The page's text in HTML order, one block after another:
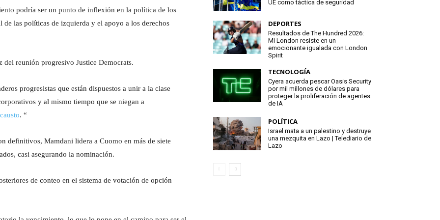
podría ser un punto de inflexión en la política de los
las políticas de izquierda y el apoyo a los derechos
reunión progresivo Justice Democrats.
progresistas que están dispuestos a unir a la clase
y al mismo tiempo que se niegan a
. “
definitivos, Mamdani lidera a Cuomo en más de siete
casi asegurando la nominación.
de conteo en el sistema de votación de opción
UE como táctica de seguridad
DEPORTES
Resultados de The Hundred 2026:
MI London resiste en un
emocionante igualada con London
Spirit
TECNOLOGÍA
Cyera acuerda pescar Oasis Security
por mil millones de dólares para
proteger la proliferación de agentes
de IA
POLÍTICA
Israel mata a un palestino y destruye
una mezquita en Lazo | Telediario de
Lazo